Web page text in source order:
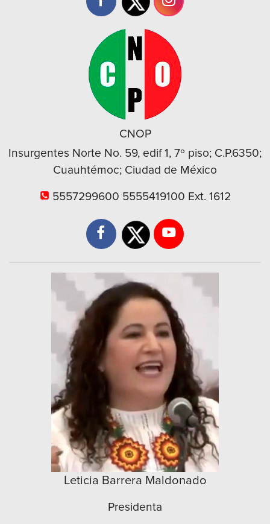
CNOP
Insurgentes Norte No. 59, edif 1, 7º piso; C.P.6350;
Cuauhtémoc; Ciudad de México
5557299600 5555419100 Ext. 1612
Leticia Barrera Maldonado
Presidenta